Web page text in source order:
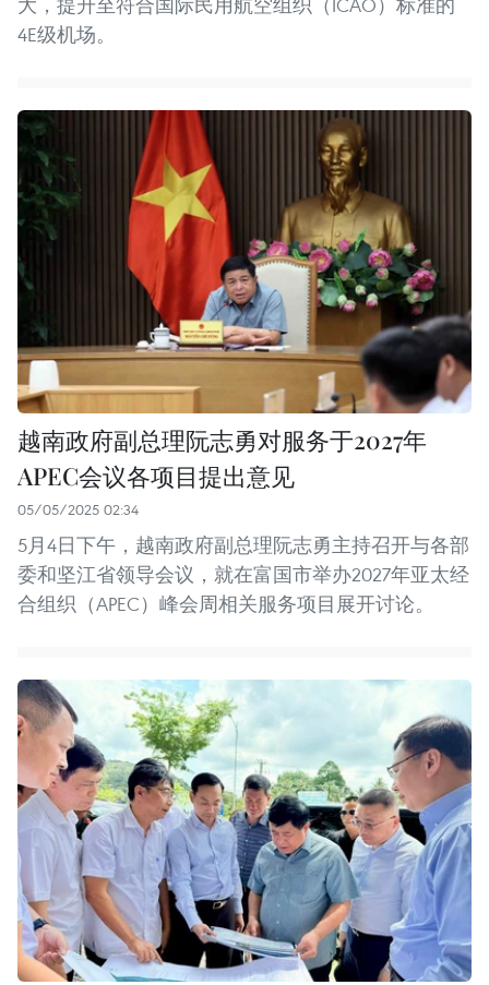
大，提升至符合国际民用航空组织（ICAO）标准的
4E级机场。
越南政府副总理阮志勇对服务于2027年
APEC会议各项目提出意见
05/05/2025 02:34
5月4日下午，越南政府副总理阮志勇主持召开与各部
委和坚江省领导会议，就在富国市举办2027年亚太经
合组织（APEC）峰会周相关服务项目展开讨论。